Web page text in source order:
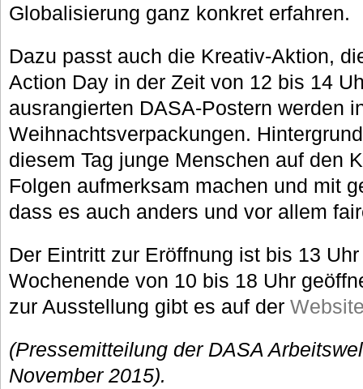
Globalisierung ganz konkret erfahren.
Dazu passt auch die Kreativ-Aktion,
Action Day in der Zeit von 12 bis 14
ausrangierten DASA-Postern werden
Weihnachtsverpackungen.
diesem Tag junge Menschen auf den
Folgen aufmerksam machen und mit
dass es auch anders und vor allem
Der Eintritt zur Eröffnung ist bis 13
Wochenende von 10 bis 18 Uhr
zur Ausstellung gibt es auf der
(Pressemitteilung der DASA
November 2015).